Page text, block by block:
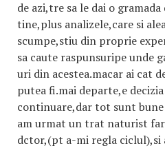
de azi,tre sa le dai o gramada
tine,plus analizele,care si
scumpe,stiu din proprie
sa caute raspunsuripe unde
uri din acestea.macar ai cat
putea fi.mai departe,e
continuare,dar tot sunt
am urmat un trat naturist
dctor,(pt a-mi regla ciclul),si